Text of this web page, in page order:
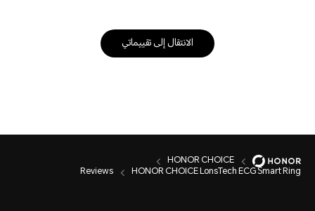
الانتقال إلى تقييماتي
HONOR CHOICE
HONOR CHOICE LonsTech ECG Smart Ring
Reviews